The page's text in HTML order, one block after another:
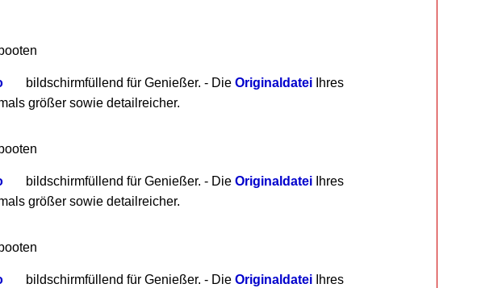
bildschirmfüllend für Genießer. - Die OriginaldateiIhres
größer sowie detailreicher.
bildschirmfüllend für Genießer. - Die OriginaldateiIhres
größer sowie detailreicher.
bildschirmfüllend für Genießer. - Die OriginaldateiIhres